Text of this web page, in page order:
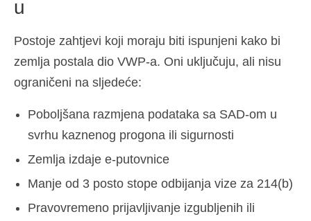
u
Postoje zahtjevi koji moraju biti ispunjeni kako bi
zemlja postala dio VWP-a. Oni uključuju, ali nisu
ograničeni na sljedeće:
Poboljšana razmjena podataka sa SAD-om u
svrhu kaznenog progona ili sigurnosti
Zemlja izdaje e-putovnice
Manje od 3 posto stope odbijanja vize za 214(b)
Pravovremeno prijavljivanje izgubljenih ili